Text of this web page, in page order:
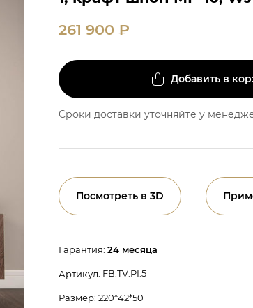
261 900 ₽
Добавить в
Сроки доставки уточняйте у
Посмотреть в 3D
Гарантия: 24 месяца
Артикул: FB.TV.PI.5
Размер: 220*42*50